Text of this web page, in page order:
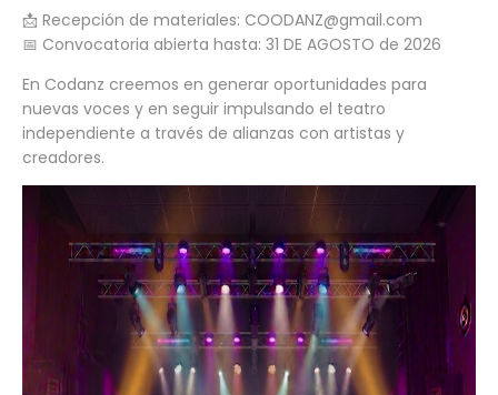
📩 Recepción de materiales: COODANZ@gmail.com
📅 Convocatoria abierta hasta: 31 DE AGOSTO de 2026
En Codanz creemos en generar oportunidades para
nuevas voces y en seguir impulsando el teatro
independiente a través de alianzas con artistas y
creadores.